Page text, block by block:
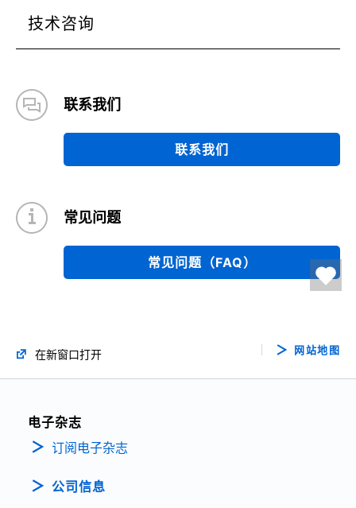
技术咨询
联系我们
联系我们
常见问题
常见问题（FAQ）
在新窗口打开 网站地图
电子杂志
订阅电子杂志
公司信息